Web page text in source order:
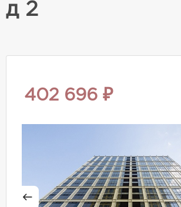
д 2
402 696 ₽